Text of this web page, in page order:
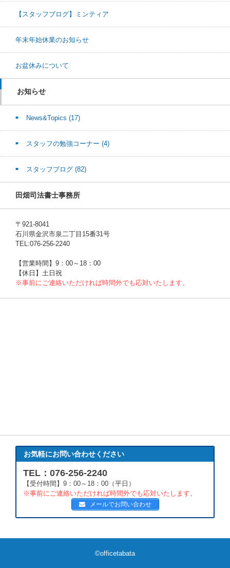
【スタッフブログ】ミンティア
年末年始休業のお知らせ
お盆休みについて
お知らせ
News&Topics (17)
スタッフの勉強コーナー (4)
スタッフブログ (82)
田畑司法書士事務所
〒921-8041
石川県金沢市泉二丁目15番31号
TEL:076-256-2240
【営業時間】9：00～18：00
【休日】土日祝
※事前にご連絡いただければ時間外でも応対いたします。
お気軽にお問い合わせください
TEL：076-256-2240
【受付時間】9：00～18：00（平日）
※事前にご連絡いただければ時間外でも応対いたします。
メールでお問い合わせ
©officetabata